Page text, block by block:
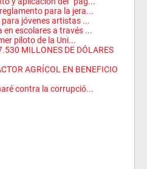
para la jera...
jóvenes artistas ...
escolares a través ...
piloto de la Uni...
MILLONES DE DÓLARES
AGRÍCOL EN BENEFICIO
contra la corrupció...